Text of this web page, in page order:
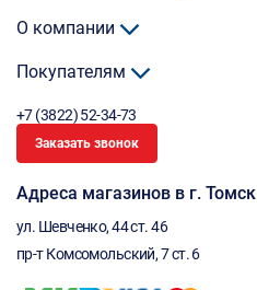
О компании
Покупателям
+7 (3822) 52-34-73
Заказать звонок
Адреса магазинов в г. Томск
ул. Шевченко, 44 ст. 46
пр-т Комсомольский, 7 ст. 6